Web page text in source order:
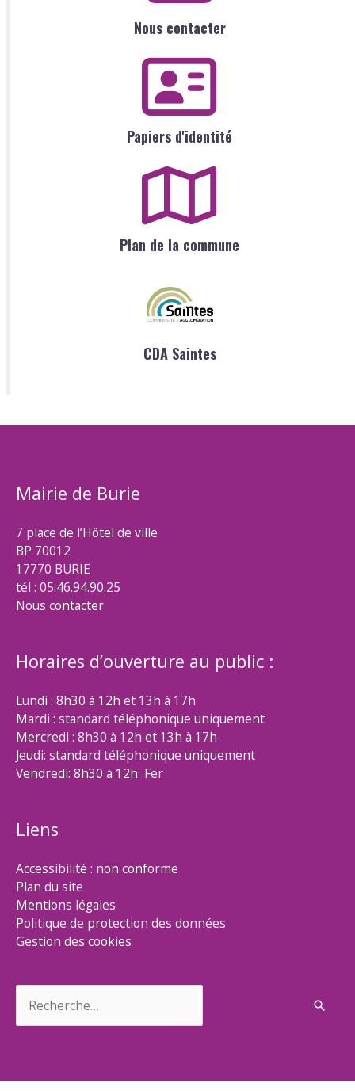
Nous contacter
Papiers d'identité
Plan de la commune
CDA Saintes
Mairie de Burie
7 place de l’Hôtel de ville
BP 70012
17770 BURIE
tél : 05.46.94.90.25
Nous contacter
Horaires d’ouverture au public :
Lundi : 8h30 à 12h et 13h à 17h
Mardi : standard téléphonique uniquement
Mercredi : 8h30 à 12h et 13h à 17h
Jeudi: standard téléphonique uniquement
Vendredi: 8h30 à 12h Fer
Liens
Accessibilité : non conforme
Plan du site
Mentions légales
Politique de protection des données
Gestion des cookies